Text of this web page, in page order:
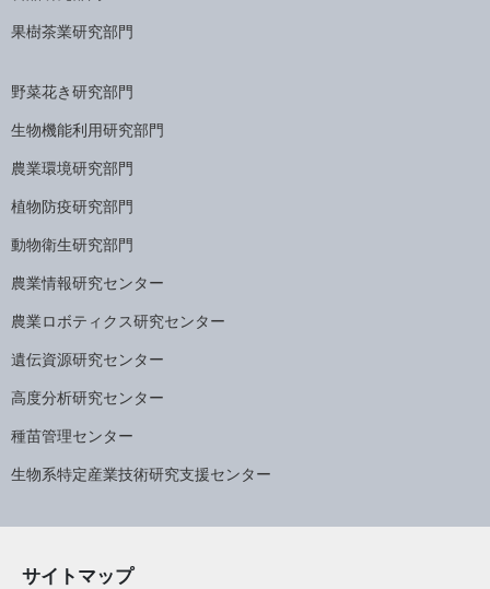
果樹茶業研究部門
野菜花き研究部門
生物機能利用研究部門
農業環境研究部門
植物防疫研究部門
動物衛生研究部門
農業情報研究センター
農業ロボティクス研究センター
遺伝資源研究センター
高度分析研究センター
種苗管理センター
生物系特定産業技術研究支援センター
サイトマップ